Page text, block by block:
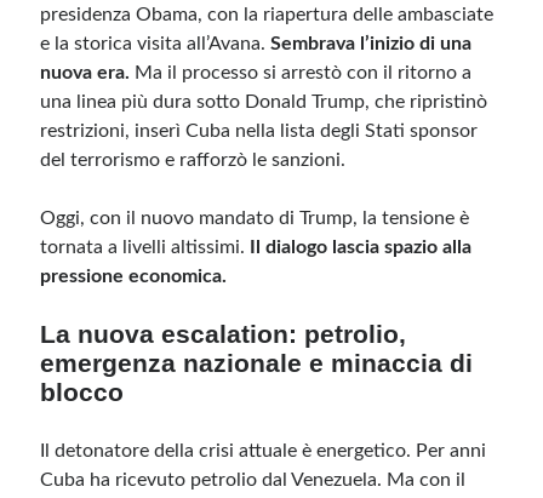
presidenza Obama, con la riapertura delle ambasciate
e la storica visita all’Avana.Sembrava l’inizio di una
nuova era. Ma il processo si arrestò con il ritorno a
una linea più dura sotto Donald Trump, che ripristinò
restrizioni, inserì Cuba nella lista degli Stati sponsor
del terrorismo e rafforzò le sanzioni.
Oggi, con il nuovo mandato di Trump, la tensione è
tornata a livelli altissimi.
Il dialogo lascia spazio alla
pressione economica.
La nuova escalation: petrolio,
emergenza nazionale e minaccia di
blocco
Il detonatore della crisi attuale è energetico. Per anni
Cuba ha ricevuto petrolio dal Venezuela. Ma con il